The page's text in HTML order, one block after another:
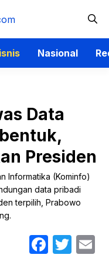
Nasional
Data
Presiden
Informatika (Kominfo)
data pribadi
terpilih, Prabowo